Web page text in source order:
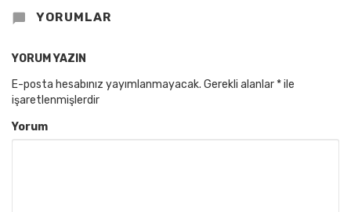
YORUMLAR
YORUM YAZIN
E-posta hesabınız yayımlanmayacak. Gerekli alanlar *ile
işaretlenmişlerdir
Yorum